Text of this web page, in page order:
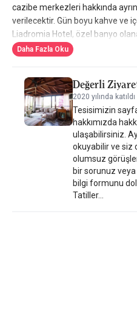
cazibe merkezleri hakkında
verilecektir. Gün boyu kahve ve
Liadromia Hotel, özel banyo
sunmaktadır. Bazı odalar Ege
bölgesindeki en iyi değer olarak
şehirdeki diğer tesislere kıyasla
alıyor.
Daha Fazla Oku
Değerli
2020 yılında katıldı
Tesisimizin
hakkımızda
ulaşabilirsiniz.
okuyabilir ve siz
olumsuz
bir sorunuz
bilgi formunu
Tatiller...